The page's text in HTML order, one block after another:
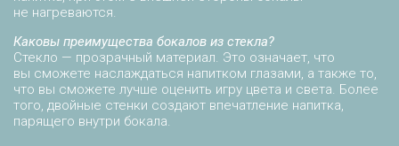
не нагреваются.
Каковы преимущества бокалов из стекла?
Стекло — прозрачный материал. Это означает, что
вы сможете наслаждаться напитком глазами, а также то,
что вы сможете лучше оценить игру цвета и света. Более
того, двойные стенки создают впечатление напитка,
парящего внутри бокала.